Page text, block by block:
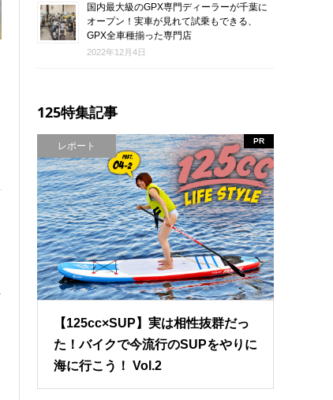
国内最大級のGPX専門ディーラーが千葉に
オープン！実車が見れて試乗もできる、
GPX全車種揃った専門店
2022年12月4日
125特集記事
レポート PR
【125cc×SUP】実は相性抜群だっ
た！バイクで今流行のSUPをやりに
海に行こう！ Vol.2